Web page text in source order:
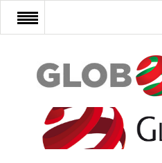
FŐOLDAL
AFRIKA